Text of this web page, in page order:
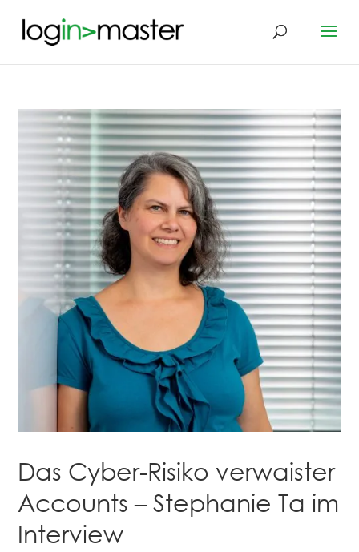
Das Cyber-Risiko verwaister
Accounts – Stephanie Ta im
Interview